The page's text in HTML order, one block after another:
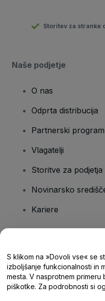
Storitev za stranke
Naše podjetje
O nas
Odprta distribucija
Partnerski program
Vlagatelji
Storitve za podjetja
Novinarsko
Kariere
Središče za
S klikom na »Dovoli vse« se
izboljšanje funkcionalnosti in
mesta. V nasprotnem
piškotke. Za podrobnosti si